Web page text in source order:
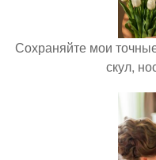
Сохраняйте мои
скул,